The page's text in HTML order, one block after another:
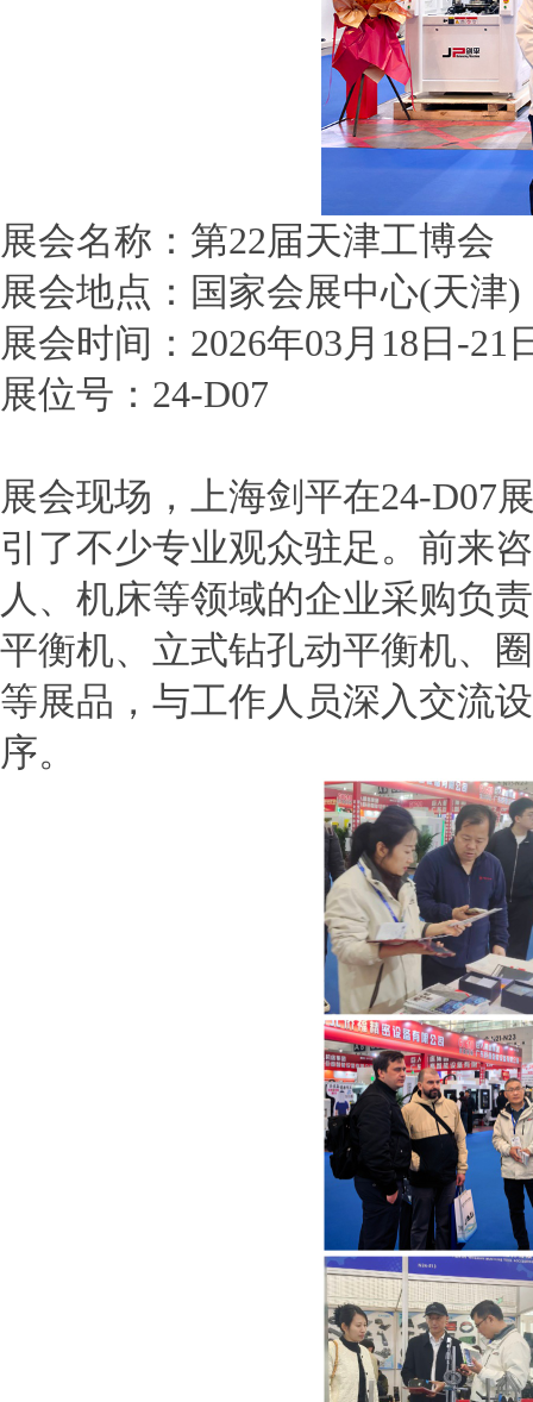
展会名称：第22届天津工博会
展会地点：国家会展中心(天津)
展会时间： 2026年03月 18 日 -21
展位号： 24-D07
展会现场，上海剑平在24-D07
引了不少专业观众驻足。前来
人、机床等领域的企业采购负
平衡机、立式钻孔动平衡机、
等展品，与工作人员深入交流
序。